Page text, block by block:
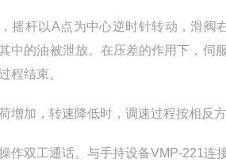
摇杆以A点为中心逆时针转动，滑阀
中的油被泄放。在压差的作用下，伺
程结束。
增加，转速降低时，调速过程按相反方
作双工通话。与手持设备VMP-221连